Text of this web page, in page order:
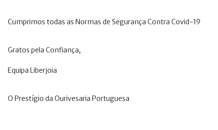
Cumprimos todas as Normas de Segurança Contra Covid-19
Gratos pela Confiança,
Equipa Liberjoia
O Prestígio da Ourivesaria Portuguesa